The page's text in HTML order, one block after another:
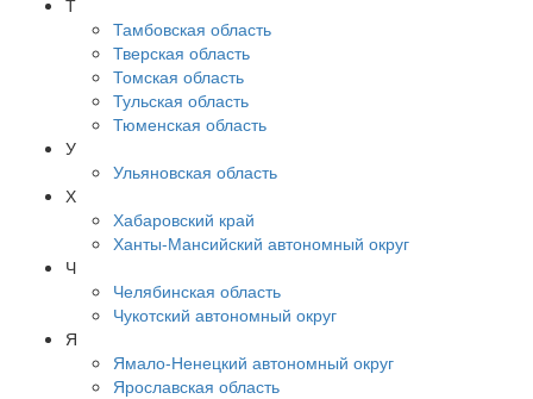
Т
Тамбовская область
Тверская область
Томская область
Тульская область
Тюменская область
У
Ульяновская область
Х
Хабаровский край
Ханты-Мансийский автономный округ
Ч
Челябинская область
Чукотский автономный округ
Я
Ямало-Ненецкий автономный округ
Ярославская область